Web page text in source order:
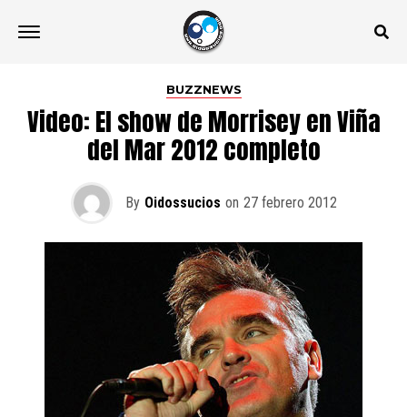
BUZZNEWS
Video: El show de Morrisey en Viña
del Mar 2012 completo
By Oidossucios on 27 febrero 2012